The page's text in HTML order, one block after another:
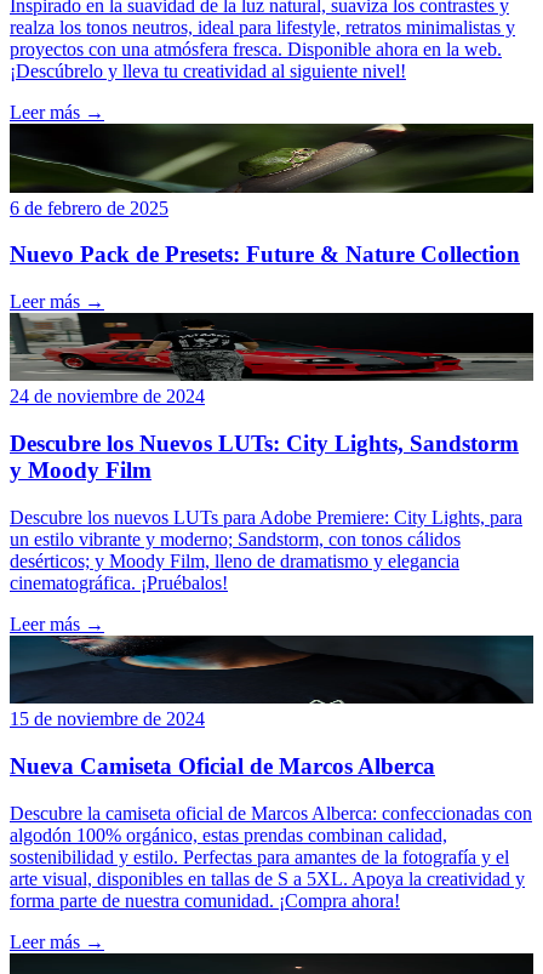
Inspirado en la suavidad de la luz natural, suaviza los contrastes y
realza los tonos neutros, ideal para lifestyle, retratos minimalistas y
proyectos con una atmósfera fresca. Disponible ahora en la web.
¡Descúbrelo y lleva tu creatividad al siguiente nivel!
Leer más →
6 de febrero de 2025
Nuevo Pack de Presets: Future & Nature Collection
Leer más →
24 de noviembre de 2024
Descubre los Nuevos LUTs: City Lights, Sandstorm
y Moody Film
Descubre los nuevos LUTs para Adobe Premiere: City Lights, para
un estilo vibrante y moderno; Sandstorm, con tonos cálidos
desérticos; y Moody Film, lleno de dramatismo y elegancia
cinematográfica. ¡Pruébalos!
Leer más →
15 de noviembre de 2024
Nueva Camiseta Oficial de Marcos Alberca
Descubre la camiseta oficial de Marcos Alberca: confeccionadas con
algodón 100% orgánico, estas prendas combinan calidad,
sostenibilidad y estilo. Perfectas para amantes de la fotografía y el
arte visual, disponibles en tallas de S a 5XL. Apoya la creatividad y
forma parte de nuestra comunidad. ¡Compra ahora!
Leer más →